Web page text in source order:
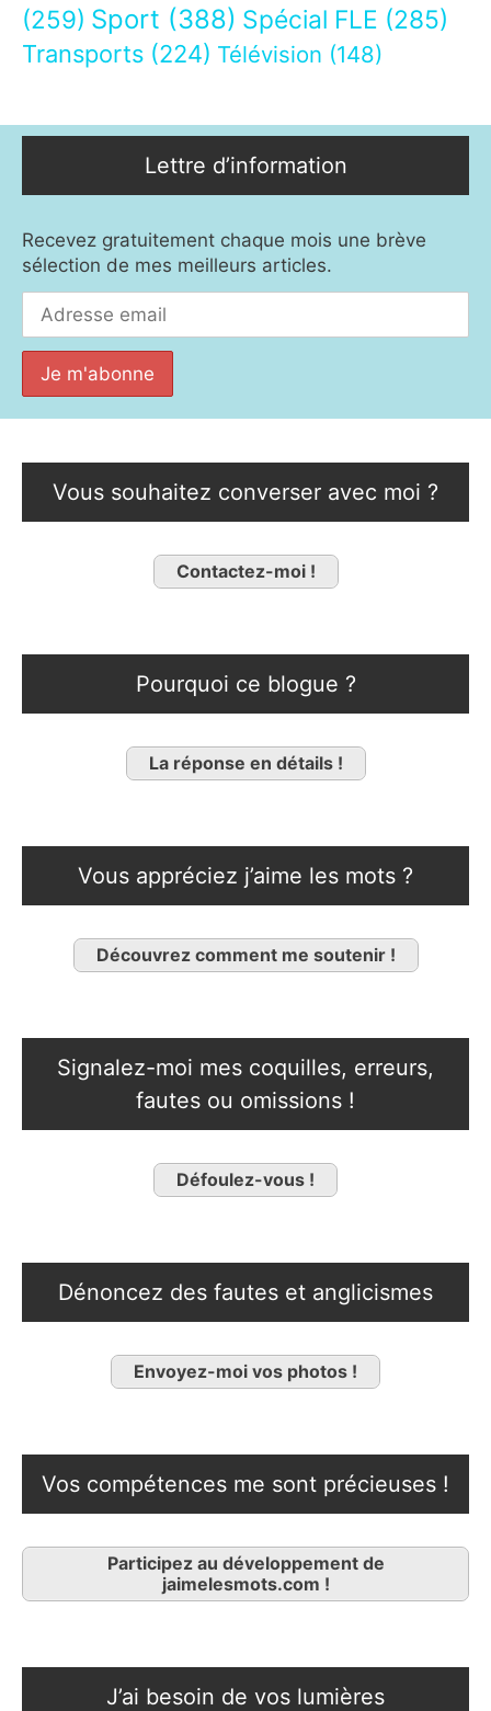
(259) Sport (388) Spécial FLE (285)
Transports (224) Télévision (148)
Lettre d’information
Recevez gratuitement chaque mois une brève
sélection de mes meilleurs articles.
Vous souhaitez converser avec moi ?
Contactez-moi !
Pourquoi ce blogue ?
La réponse en détails !
Vous appréciez j’aime les mots ?
Découvrez comment me soutenir !
Signalez-moi mes coquilles, erreurs,
fautes ou omissions !
Défoulez-vous !
Dénoncez des fautes et anglicismes
Envoyez-moi vos photos !
Vos compétences me sont précieuses !
Participez au développement de
jaimelesmots.com !
J’ai besoin de vos lumières